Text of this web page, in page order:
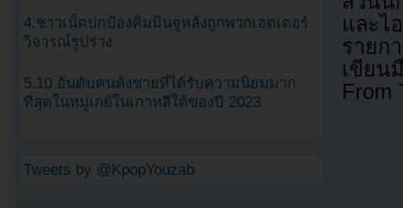
และ
รายก
เขียน
From
4.ชาวเน็ตปกป้องคิมมินจูหลังถูกพวกเฮดเตอร์
วิจารณ์รูปร่าง
5.10 อันดับคนดังชายที่ได้รับความนิยมมาก
ที่สุดในหมู่เกย์ในเกาหลีใต้ของปี 2023
Tweets by @KpopYouzab